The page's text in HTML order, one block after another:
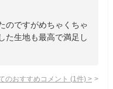
のですがめちゃくちゃ
た生地も最高で満足し
のおすすめコメント (1 件) >